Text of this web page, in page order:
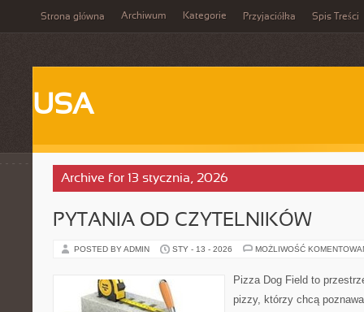
Strona główna Archiwum Kategorie Przyjaciółka Spis Treści
USA
Archive for 13 stycznia, 2026
PYTANIA OD CZYTELNIKÓW
POSTED BY ADMIN STY - 13 - 2026 MOŻLIWOŚĆ
Pizza Dog Field to
pizzy, którzy chcą